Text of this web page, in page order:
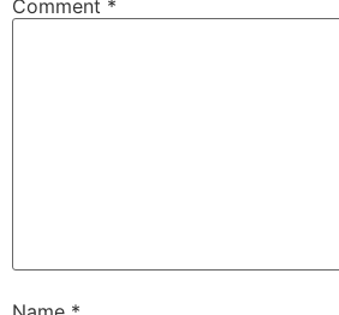
Comment *